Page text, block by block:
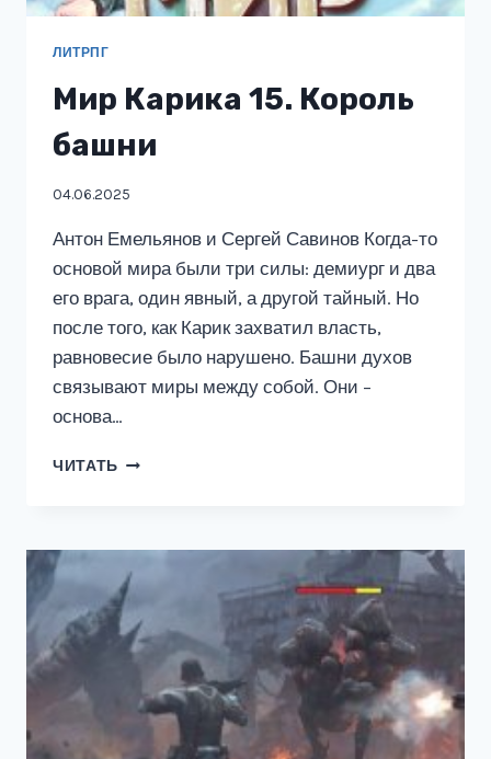
ЛИТРПГ
Мир Карика 15. Король
башни
04.06.2025
Антон Емельянов и Сергей Савинов Когда-то
основой мира были три силы: демиург и два
его врага, один явный, а другой тайный. Но
после того, как Карик захватил власть,
равновесие было нарушено. Башни духов
связывают миры между собой. Они –
основа…
ЧИТАТЬ МИР
БАШНИ